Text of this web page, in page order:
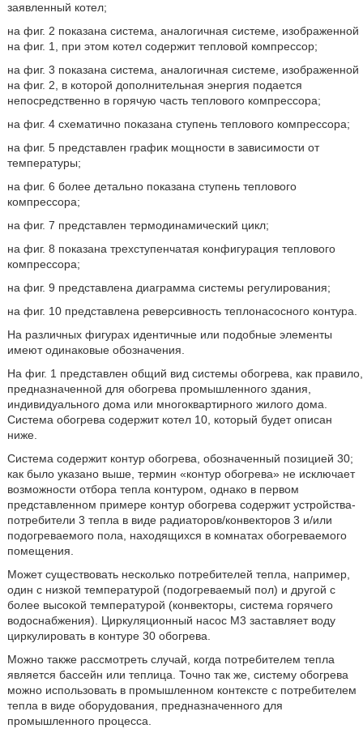
заявленный котел;
на фиг. 2 показана система, аналогичная системе, изображенной
на фиг. 1, при этом котел содержит тепловой компрессор;
на фиг. 3 показана система, аналогичная системе, изображенной
на фиг. 2, в которой дополнительная энергия подается
непосредственно в горячую часть теплового компрессора;
на фиг. 4 схематично показана ступень теплового компрессора;
на фиг. 5 представлен график мощности в зависимости от
температуры;
на фиг. 6 более детально показана ступень теплового
компрессора;
на фиг. 7 представлен термодинамический цикл;
на фиг. 8 показана трехступенчатая конфигурация теплового
компрессора;
на фиг. 9 представлена диаграмма системы регулирования;
на фиг. 10 представлена реверсивность теплонасосного контура.
На различных фигурах идентичные или подобные элементы
имеют одинаковые обозначения.
На фиг. 1 представлен общий вид системы обогрева, как правило,
предназначенной для обогрева промышленного здания,
индивидуального дома или многоквартирного жилого дома.
Система обогрева содержит котел 10, который будет описан
ниже.
Система содержит контур обогрева, обозначенный позицией 30;
как было указано выше, термин «контур обогрева» не исключает
возможности отбора тепла контуром, однако в первом
представленном примере контур обогрева содержит устройства-
потребители 3 тепла в виде радиаторов/конвекторов 3 и/или
подогреваемого пола, находящихся в комнатах обогреваемого
помещения.
Может существовать несколько потребителей тепла, например,
один с низкой температурой (подогреваемый пол) и другой с
более высокой температурой (конвекторы, система горячего
водоснабжения). Циркуляционный насос М3 заставляет воду
циркулировать в контуре 30 обогрева.
Можно также рассмотреть случай, когда потребителем тепла
является бассейн или теплица. Точно так же, систему обогрева
можно использовать в промышленном контексте с потребителем
тепла в виде оборудования, предназначенного для
промышленного процесса.